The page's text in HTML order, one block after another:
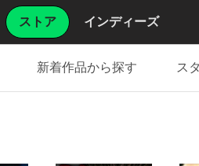
ストア インディーズ
新着作品から探す ス